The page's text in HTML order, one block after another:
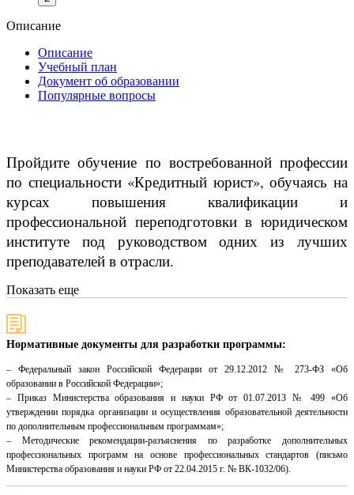
Описание
Описание
Учебный план
Документ об образовании
Популярные вопросы
Пройдите обучение по востребованной профессии
по специальности «Кредитный юрист», обучаясь на
курсах повышения квалификации и
профессиональной переподготовки в юридическом
институте под руководством одних из лучших
преподавателей в отрасли.
Показать еще
Нормативные документы для разработки программы:
– Федеральный закон Российской Федерации от 29.12.2012 № 273-ФЗ «Об
образовании в Российской Федерации»;
– Приказ Министерства образования и науки РФ от 01.07.2013 № 499 «Об
утверждении порядка организации и осуществления образовательной деятельности
по дополнительным профессиональным программам»;
– Методические рекомендации-разъяснения по разработке дополнительных
профессиональных программ на основе профессиональных стандартов (письмо
Министерства образования и науки РФ от 22.04.2015 г. № ВК-1032/06).